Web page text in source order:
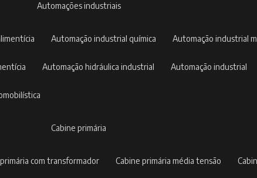
automações industriais
automação industrial química automação industrial
automação hidráulica industrial automação industrial
cabine primária
primária com transformador cabine primária média tensão